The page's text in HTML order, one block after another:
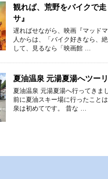
観れば、荒野をバイクで
サ』
遅ればせながら、映画『マッド
人からは、「バイク好きなら、
して、見るなら「映画館 …
夏油温泉 元湯夏湯へツー
夏油温泉 元湯夏湯へ行ってき
前に夏油スキー場に行ったこと
泉は初めてです。 昔な …